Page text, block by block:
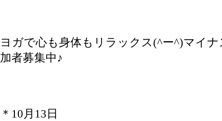
ヨガで心も身体もリラックス(^ー^)マイ
加者募集中♪
＊10月13日